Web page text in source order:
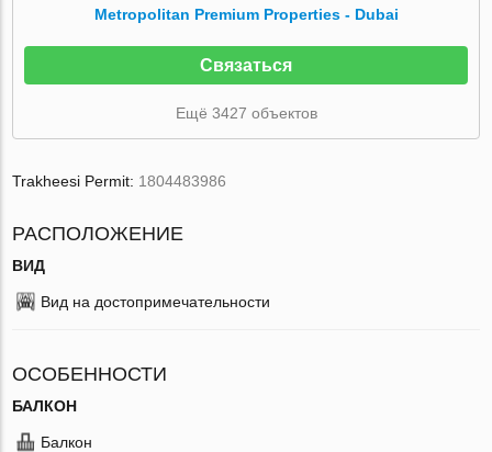
Metropolitan Premium Properties - Dubai
Связаться
Ещё 3427 объектов
Trakheesi Permit: 1804483986
РАСПОЛОЖЕНИЕ
ВИД
Вид на достопримечательности
ОСОБЕННОСТИ
БАЛКОН
Балкон